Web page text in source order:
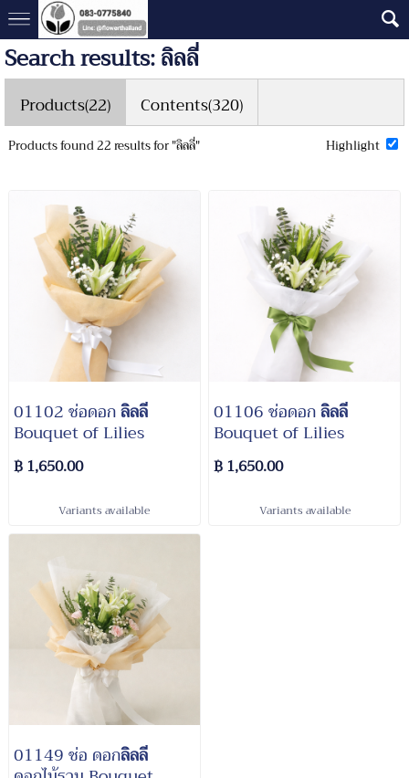
Search results: ลิลลี่
Products(22) Contents(320)
Highlight
Products found 22 results for "ลิลลี่"
01102 ช่อดอกลิลลี่
Bouquet of Lilies
฿ 1,650.00
Variants available
01106 ช่อดอกลิลลี่
Bouquet of Lilies
฿ 1,650.00
Variants available
01149 ช่อ ดอกลิลลี่